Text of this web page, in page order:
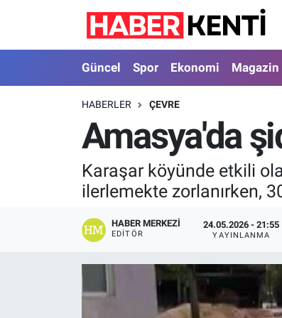
Güncel Spor Ekonomi Magazin
HABERLER ÇEVRE
Amasya'da
Karaşar köyünde etkili
ilerlemekte zorlanırken,
HABER MERKEZI
EDITÖR
24.05.2026 - 21:55
YAYINLANMA
Güncel
Spor
Ekonomi
Magazin
Nöbetçi Eczaneler
Hava Durumu
İstanbul Namaz Vakitleri
Trafik Durumu
Süper Lig Puan Durumu ve Fikstür
Tüm Manşetler
Son Dakika Haberleri